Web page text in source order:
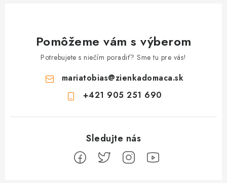
Pomôžeme vám s výberom
Potrebujete s niečím poradiť? Sme tu pre vás!
mariatobias@zienkadomaca.sk
+421 905 251 690